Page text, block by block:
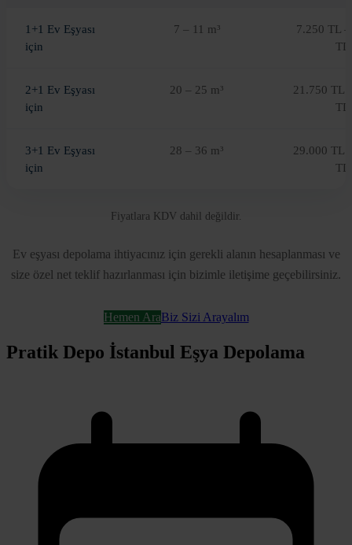
1+1 Ev Eşyası
için
7 – 11 m³
7.250 TL
TL
2+1 Ev Eşyası
için
20 – 25 m³
21.750 TL
TL
3+1 Ev Eşyası
için
28 – 36 m³
29.000 TL
TL
Fiyatlara KDV dahil değildir.
Ev eşyası depolama ihtiyacınız için gerekli alanın hesaplanması ve
size özel net teklif hazırlanması için bizimle iletişime geçebilirsiniz.
Hemen AraBiz Sizi Arayalım
Pratik Depo İstanbul Eşya Depolama